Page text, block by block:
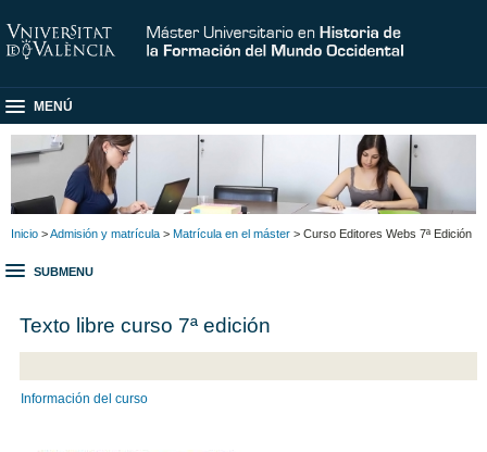
MENÚ
Inicio >Admisión y matrícula > Matrícula en el máster > Curso Editores Webs 7ª Edición
SUBMENU
Texto libre curso 7ª edición
Información del curso